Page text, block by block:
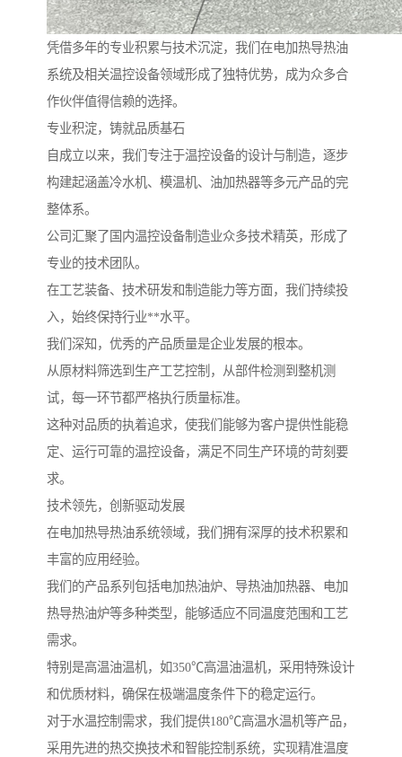
凭借多年的专业积累与技术沉淀，我们在电加热导热油
系统及相关温控设备领域形成了独特优势，成为众多合
作伙伴值得信赖的选择。
专业积淀，铸就品质基石
自成立以来，我们专注于温控设备的设计与制造，逐步
构建起涵盖冷水机、模温机、油加热器等多元产品的完
整体系。
公司汇聚了国内温控设备制造业众多技术精英，形成了
专业的技术团队。
在工艺装备、技术研发和制造能力等方面，我们持续投
入，始终保持行业**水平。
我们深知，优秀的产品质量是企业发展的根本。
从原材料筛选到生产工艺控制，从部件检测到整机测
试，每一环节都严格执行质量标准。
这种对品质的执着追求，使我们能够为客户提供性能稳
定、运行可靠的温控设备，满足不同生产环境的苛刻要
求。
技术领先，创新驱动发展
在电加热导热油系统领域，我们拥有深厚的技术积累和
丰富的应用经验。
我们的产品系列包括电加热油炉、导热油加热器、电加
热导热油炉等多种类型，能够适应不同温度范围和工艺
需求。
特别是高温油温机，如350℃高温油温机，采用特殊设计
和优质材料，确保在极端温度条件下的稳定运行。
对于水温控制需求，我们提供180℃高温水温机等产品，
采用先进的热交换技术和智能控制系统，实现精准温度